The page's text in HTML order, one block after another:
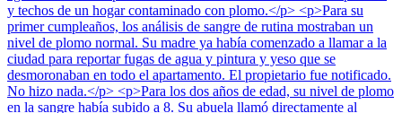
y techos de un hogar contaminado con plomo.</p> <p>Para su
primer cumpleaños, los análisis de sangre de rutina mostraban un
nivel de plomo normal. Su madre ya había comenzado a llamar a la
ciudad para reportar fugas de agua y pintura y yeso que se
desmoronaban en todo el apartamento. El propietario fue notificado.
No hizo nada.</p> <p>Para los dos años de edad, su nivel de plomo
en la sangre había subido a 8. Su abuela llamó directamente al